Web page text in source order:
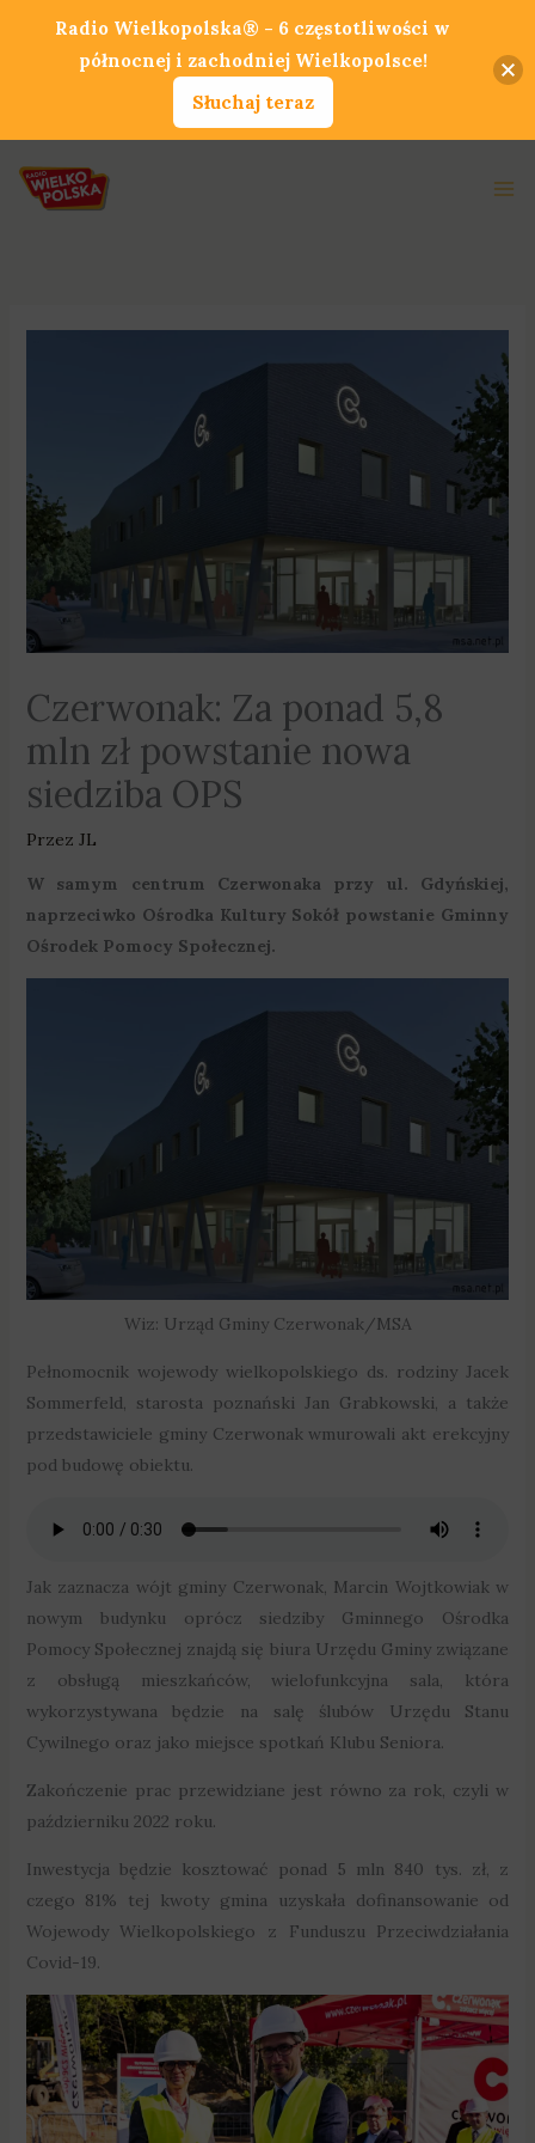
Czerwonak: Za ponad 5,8
mln zł powstanie nowa
siedziba OPS
Przez JL
W samym centrum Czerwonaka przy ul. Gdyńskiej,
naprzeciwko Ośrodka Kultury Sokół powstanie Gminny
Ośrodek Pomocy Społecznej.
Wiz: Urząd Gminy Czerwonak/MSA
Pełnomocnik wojewody wielkopolskiego ds. rodziny Jacek
Sommerfeld, starosta poznański Jan Grabkowski, a także
przedstawiciele gminy Czerwonak wmurowali akt erekcyjny
pod budowę obiektu.
Jak zaznacza wójt gminy Czerwonak, Marcin Wojtkowiak w
nowym budynku oprócz siedziby Gminnego Ośrodka
Pomocy Społecznej znajdą się biura Urzędu Gminy związane
z obsługą mieszkańców, wielofunkcyjna sala, która
wykorzystywana będzie na salę ślubów Urzędu Stanu
Cywilnego oraz jako miejsce spotkań Klubu Seniora.
Zakończenie prac przewidziane jest równo za rok, czyli w
październiku 2022 roku.
Inwestycja będzie kosztować ponad 5 mln 840 tys. zł, z
czego 81% tej kwoty gmina uzyskała dofinansowanie od
Wojewody Wielkopolskiego z Funduszu Przeciwdziałania
Covid-19.
Radio Wielkopolska® - 6 częstotliwości w
północnej i zachodniej Wielkopolsce!
Słuchaj teraz